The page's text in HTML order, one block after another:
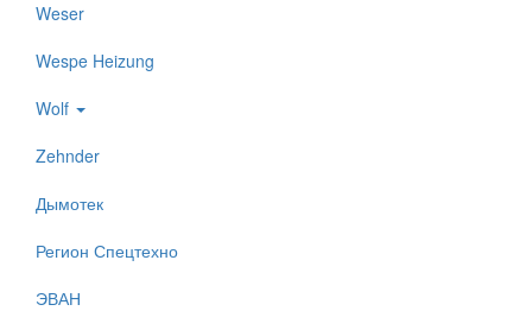
Weser
Wespe Heizung
Wolf
Zehnder
Дымотек
Регион Спецтехно
ЭВАН